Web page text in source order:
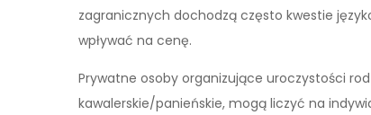
zagranicznych dochodzą często kwestie
wpływać na cenę.
Prywatne osoby organizujące uroczystości
kawalerskie/panieńskie, mogą liczyć na